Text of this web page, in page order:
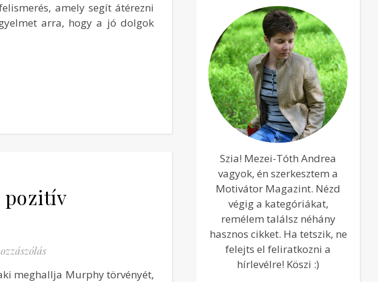
amely segít átérezni
arra, hogy a jó dolgok
pozitív
meghallja Murphy törvényét,
Szia! Mezei-Tóth Andrea
vagyok, én szerkesztem a
Motivátor Magazint. Nézd
végig a kategóriákat,
remélem találsz néhány
hasznos cikket. Ha tetszik, ne
felejts el feliratkozni a
hírlevélre! Köszi :)